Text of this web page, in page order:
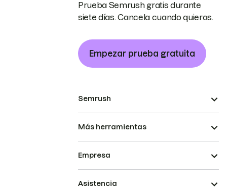
Prueba Semrush gratis durante
siete días. Cancela cuando quieras.
Empezar prueba gratuita
Semrush
Más herramientas
Empresa
Asistencia